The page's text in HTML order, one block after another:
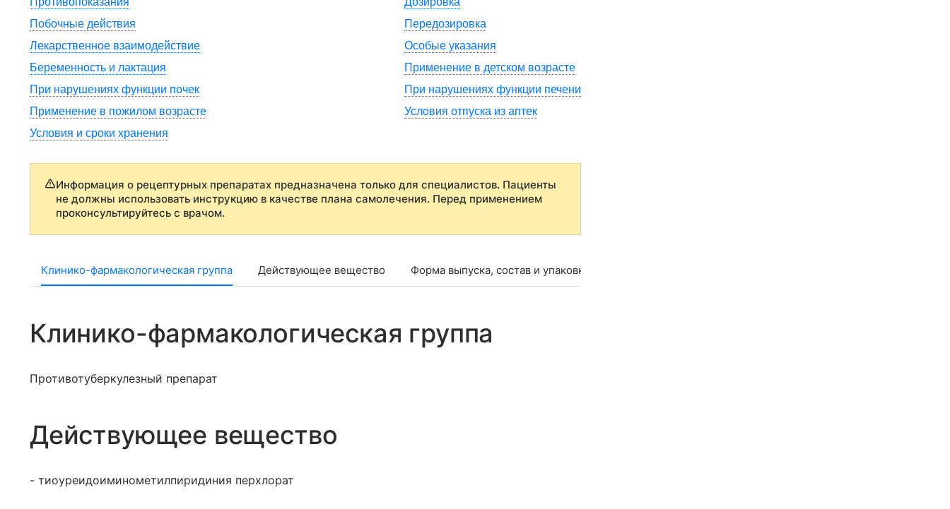
Побочные действия
Передозировка
Лекарственное взаимодействие
Особые указания
Беременность и лактация
Применение в детском возрасте
При нарушениях функции почек
При нарушениях функции печени
Применение в пожилом возрасте
Условия отпуска из аптек
Условия и сроки хранения
Информация о рецептурных препаратах предназначена только для специалистов. Пациенты
не должны использовать инструкцию в качестве плана самолечения. Перед применением
проконсультируйтесь с врачом.
Клинико-фармакологическая группа Действующее вещество Форма выпуска, состав и упаковка
Клинико-фармакологическая группа
Противотуберкулезный препарат
Действующее вещество
- тиоуреидоиминометилпиридиния перхлорат